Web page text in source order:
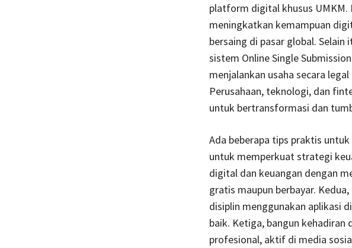
platform digital khusus
meningkatkan kemampuan
bersaing di pasar global.
sistem Online Single
menjalankan usaha secara
Perusahaan, teknologi, dan
untuk bertransformasi dan
Ada beberapa tips praktis
untuk memperkuat strategi
digital dan keuangan dengan
gratis maupun berbayar.
disiplin menggunakan aplikasi
baik. Ketiga, bangun
profesional, aktif di media